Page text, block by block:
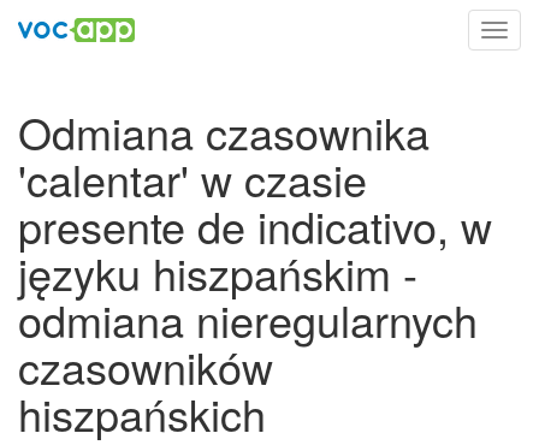
Odmiana czasownika
'calentar' w czasie
presente de indicativo, w
języku hiszpańskim -
odmiana nieregularnych
czasowników
hiszpańskich